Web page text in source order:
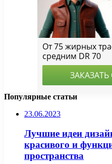
Популярные статьи
23.06.2023
Лучшие идеи
красивого и
пространства